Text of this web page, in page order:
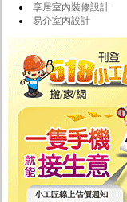
享居室內裝修設計
易介室內設計